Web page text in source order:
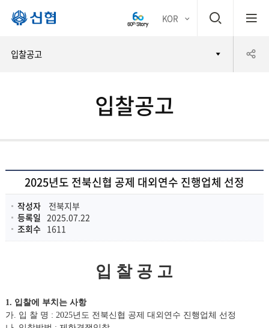
평생
어부
KOR
검
입찰공고
입찰공고
2025년도 전북신협 공제 대외연수 진행업체 선정
작성자
전북지부
등록일 2025.07.22
조회수 1611
입 찰 공 고
1. 입찰에 부치는 사항
가. 입 찰 명 : 2025년도 전북신협 공제 대외연수 진행업체 선정